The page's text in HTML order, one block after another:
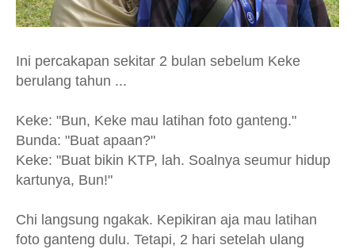
Ini percakapan sekitar 2 bulan sebelum Keke
berulang tahun ...
Keke: "Bun, Keke mau latihan foto ganteng."
Bunda: "Buat apaan?"
Keke: "Buat bikin KTP, lah. Soalnya seumur hidup
kartunya, Bun!"
Chi langsung ngakak. Kepikiran aja mau latihan
foto ganteng dulu. Tetapi, 2 hari setelah ulang